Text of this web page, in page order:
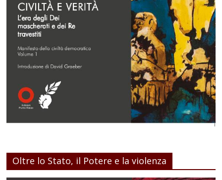
Oltre lo Stato, il Potere e la violenza